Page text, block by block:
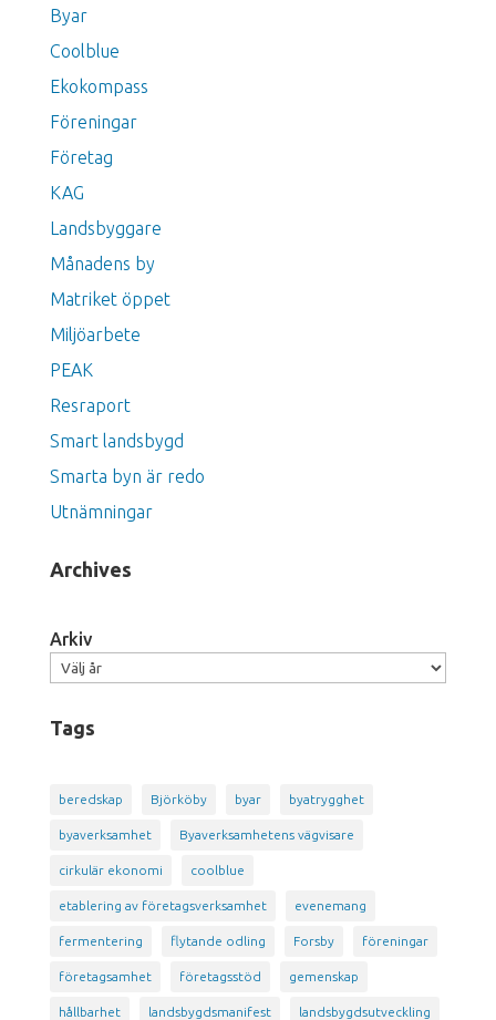
Byar
Coolblue
Ekokompass
Föreningar
Företag
KAG
Landsbyggare
Månadens by
Matriket öppet
Miljöarbete
PEAK
Resraport
Smart landsbygd
Smarta byn är redo
Utnämningar
Archives
Arkiv
Tags
beredskap Björköby byar byatrygghet
byaverksamhet Byaverksamhetens vägvisare
cirkulär ekonomi coolblue
etablering av företagsverksamhet evenemang
fermentering flytande odling Forsby föreningar
företagsamhet företagsstöd gemenskap
hållbarhet landsbygdsmanifest landsbygdsutveckling